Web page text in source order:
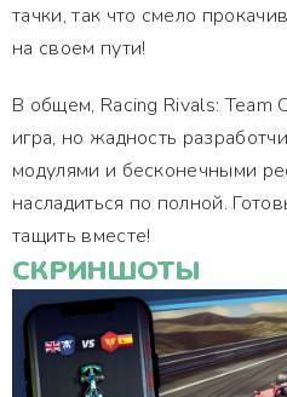
тачки, так что смело
на своем пути!
В общем, Racing Rivals: Team
игра, но жадность
модулями и бесконечными
насладиться по полной.
тащить вместе!
СКРИНШОТЫ